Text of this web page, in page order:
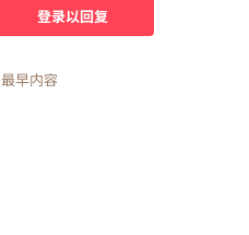
登录以回复
最早内容